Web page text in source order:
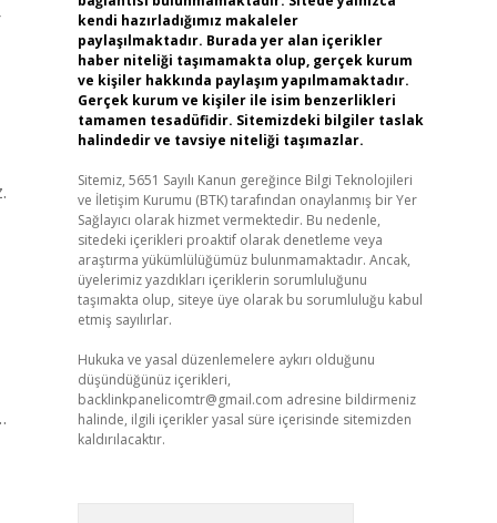
kendi hazırladığımız makaleler
paylaşılmaktadır. Burada yer alan içerikler
haber niteliği taşımamakta olup, gerçek kurum
ve kişiler hakkında paylaşım yapılmamaktadır.
Gerçek kurum ve kişiler ile isim benzerlikleri
tamamen tesadüfidir. Sitemizdeki bilgiler taslak
halindedir ve tavsiye niteliği taşımazlar.
Sitemiz, 5651 Sayılı Kanun gereğince Bilgi Teknolojileri
ve İletişim Kurumu (BTK) tarafından onaylanmış bir Yer
Sağlayıcı olarak hizmet vermektedir. Bu nedenle,
sitedeki içerikleri proaktif olarak denetleme veya
araştırma yükümlülüğümüz bulunmamaktadır. Ancak,
üyelerimiz yazdıkları içeriklerin sorumluluğunu
taşımakta olup, siteye üye olarak bu sorumluluğu kabul
etmiş sayılırlar.
Hukuka ve yasal düzenlemelere aykırı olduğunu
düşündüğünüz içerikleri,
backlinkpanelicomtr@gmail.com adresine bildirmeniz
halinde, ilgili içerikler yasal süre içerisinde sitemizden
kaldırılacaktır.